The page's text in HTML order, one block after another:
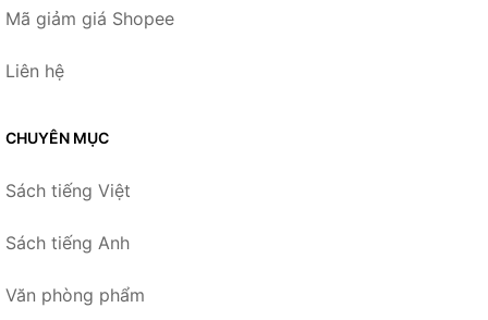
Mã giảm giá Shopee
Liên hệ
CHUYÊN MỤC
Sách tiếng Việt
Sách tiếng Anh
Văn phòng phẩm